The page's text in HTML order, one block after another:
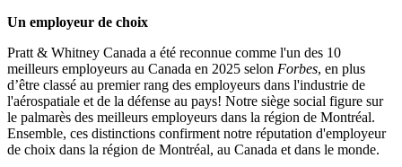
Un employeur de choix
Pratt & Whitney Canada a été reconnue comme l'un des 10
meilleurs employeurs au Canada en 2025 selon Forbes, en plus
d’être classé au premier rang des employeurs dans l'industrie de
l'aérospatiale et de la défense au pays! Notre siège social figure sur
le palmarès des meilleurs employeurs dans la région de Montréal.
Ensemble, ces distinctions confirment notre réputation d'employeur
de choix dans la région de Montréal, au Canada et dans le monde.